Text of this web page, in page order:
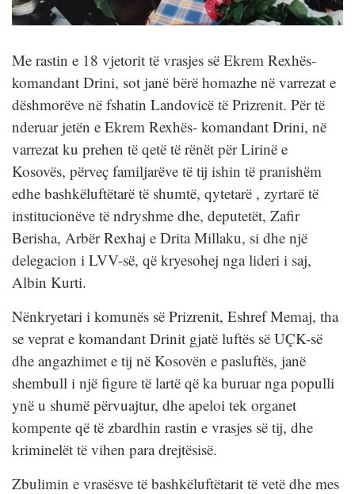
Me rastin e 18 vjetorit të vrasjes së Ekrem Rexhës-
komandant Drini, sot janë bërë homazhe në varrezat e
dëshmorëve në fshatin Landovicë të Prizrenit. Për të
nderuar jetën e Ekrem Rexhës- komandant Drini, në
varrezat ku prehen të qetë të rënët për Lirinë e
Kosovës, përveç familjarëve të tij ishin të pranishëm
edhe bashkëluftëtarë të shumtë, qytetarë , zyrtarë të
institucionëve të ndryshme dhe, deputetët, Zafir
Berisha, Arbër Rexhaj e Drita Millaku, si dhe një
delegacion i LVV-së, që kryesohej nga lideri i saj,
Albin Kurti.
Nënkryetari i komunës së Prizrenit, Eshref Memaj, tha
se veprat e komandant Drinit gjatë luftës së UÇK-së
dhe angazhimet e tij në Kosovën e pasluftës, janë
shembull i një figure të lartë që ka buruar nga populli
ynë u shumë përvuajtur, dhe apeloi tek organet
kompente që të zbardhin rastin e vrasjes së tij, dhe
kriminelët të vihen para drejtësisë.
Zbulimin e vrasësve të bashkëluftëtarit të vetë dhe mes